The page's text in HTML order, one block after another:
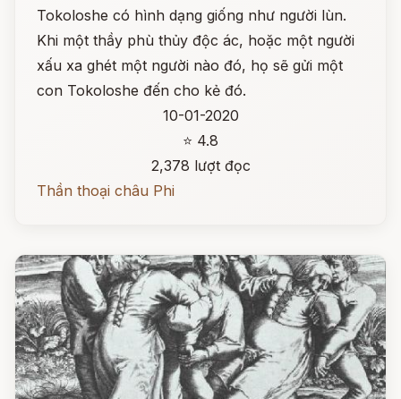
Tokoloshe có hình dạng giống như người lùn.
Khi một thầy phù thủy độc ác, hoặc một người
xấu xa ghét một người nào đó, họ sẽ gửi một
con Tokoloshe đến cho kẻ đó.
10-01-2020
⭐ 4.8
2,378 lượt đọc
Thần thoại châu Phi